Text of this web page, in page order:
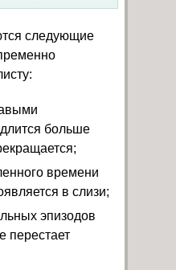
следующие
больше
времени
в слизи;
эпизодов
перестает